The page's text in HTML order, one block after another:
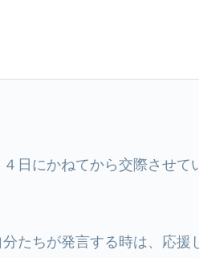
日にかねてから交際させて
たちが発言する時は、応援